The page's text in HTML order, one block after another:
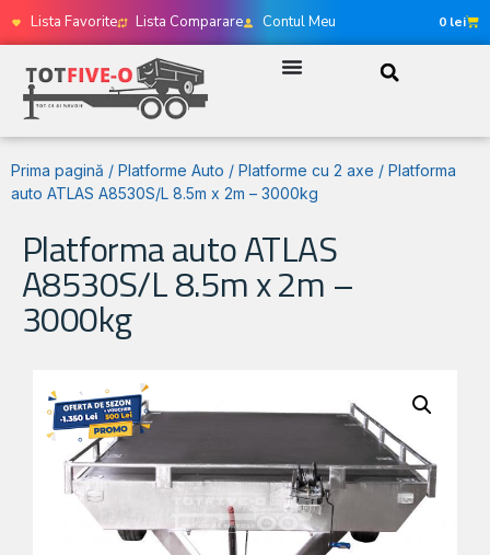
Lista Favorite Lista Comparare Contul Meu 0 lei
Prima pagină / Platforme Auto / Platforme cu 2 axe / Platforma
auto ATLAS A8530S/L 8.5m x 2m – 3000kg
Platforma auto ATLAS
A8530S/L 8.5m x 2m –
3000kg